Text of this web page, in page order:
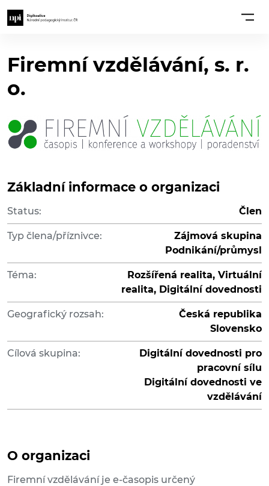
Firemní vzdělávání, s. r.
o.
Základní informace o organizaci
Status: Člen
Typ člena/příznivce:
Zájmová skupina
Podnikání/průmysl
Téma:
Rozšířená realita, Virtuální
realita, Digitální dovednosti
Geografický rozsah:
Česká republika
Slovensko
Cílová skupina:
Digitální dovednosti pro
pracovní sílu
Digitální dovednosti ve
vzdělávání
O organizaci
Firemní vzdělávání je e-časopis určený